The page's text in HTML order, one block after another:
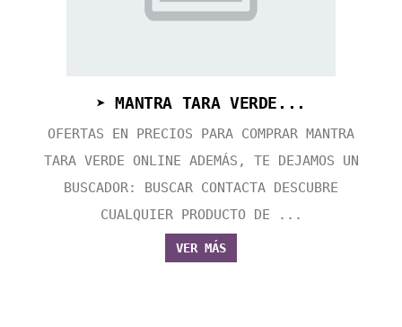
➤ MANTRA TARA VERDE...
OFERTAS EN PRECIOS PARA COMPRAR MANTRA
TARA VERDE ONLINE ADEMÁS, TE DEJAMOS UN
BUSCADOR: BUSCAR CONTACTA DESCUBRE
CUALQUIER PRODUCTO DE ...
VER MÁS